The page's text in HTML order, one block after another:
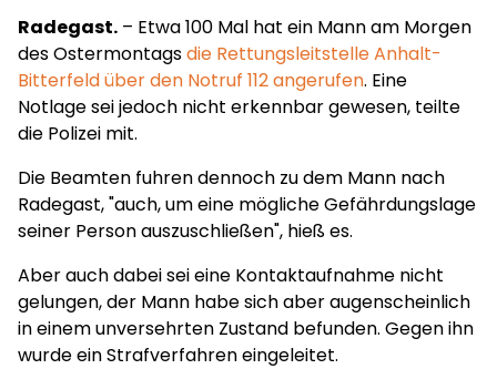
Radegast. – Etwa 100 Mal hat ein Mann am Morgen
des Ostermontagsdie Rettungsleitstelle Anhalt-
Bitterfeld über den Notruf 112 angerufen. Eine
Notlage sei jedoch nicht erkennbar gewesen, teilte
die Polizei mit.
Die Beamten fuhren dennoch zu dem Mann nach
Radegast, "auch, um eine mögliche Gefährdungslage
seiner Person auszuschließen", hieß es.
Aber auch dabei sei eine Kontaktaufnahme nicht
gelungen, der Mann habe sich aber augenscheinlich
in einem unversehrten Zustand befunden. Gegen ihn
wurde ein Strafverfahren eingeleitet.